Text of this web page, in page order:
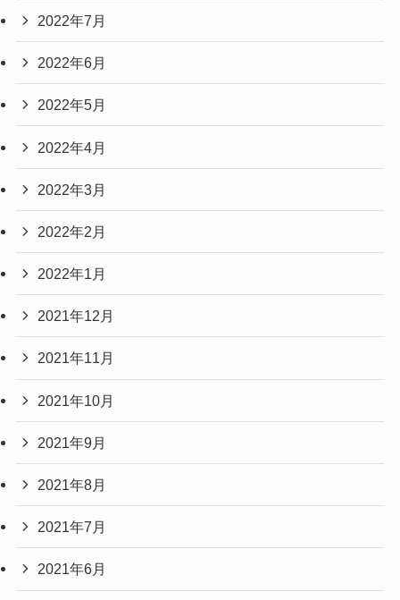
2022年7月
2022年6月
2022年5月
2022年4月
2022年3月
2022年2月
2022年1月
2021年12月
2021年11月
2021年10月
2021年9月
2021年8月
2021年7月
2021年6月